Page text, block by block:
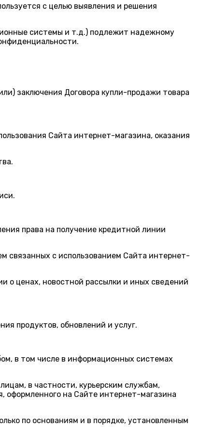
с целью выявления и решения
системы и т.д.) подлежит надежному
заключения Договора купли-продажи товара
Сайта интернет-магазина, оказания
права на получение кредитной линии
связанных с использованием Сайта интернет-
о ценах, новостной рассылки и иных сведений
продуктов, обновлений и услуг.
в том числе в информационных системах
в частности, курьерским службам,
оформленного на Сайте интернет-магазина
по основаниям и в порядке, установленным